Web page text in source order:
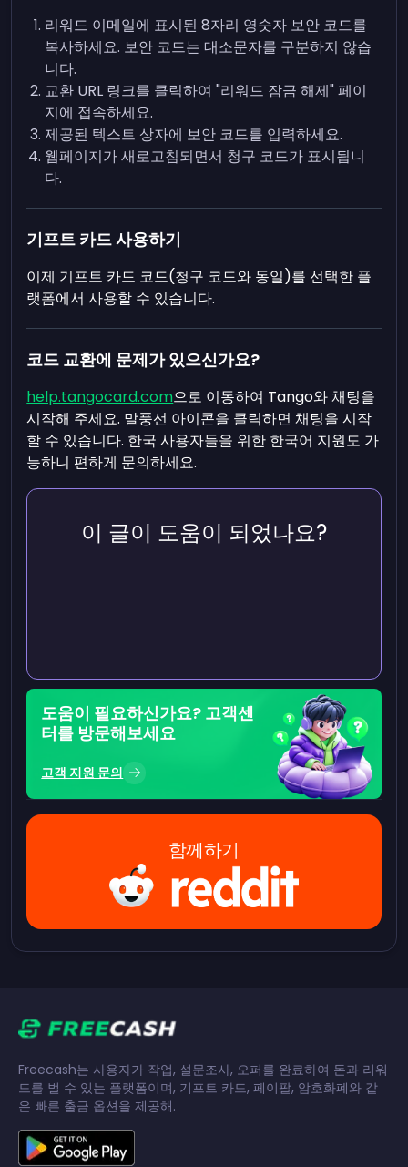
리워드 이메일에 표시된 8자리 영숫자 보안 코드를
복사하세요. 보안 코드는 대소문자를 구분하지 않습
니다.
교환 URL 링크를 클릭하여 "리워드 잠금 해제" 페이
지에 접속하세요.
제공된 텍스트 상자에 보안 코드를 입력하세요.
웹페이지가 새로고침되면서 청구 코드가 표시됩니
다.
기프트 카드 사용하기
이제 기프트 카드 코드(청구 코드와 동일)를 선택한 플
랫폼에서 사용할 수 있습니다.
코드 교환에 문제가 있으신가요?
help.tangocard.com으로 이동하여 Tango와 채팅을
시작해 주세요. 말풍선 아이콘을 클릭하면 채팅을 시작
할 수 있습니다. 한국 사용자들을 위한 한국어 지원도 가
능하니 편하게 문의하세요.
이 글이 도움이 되었나요?
도움이 필요하신가요? 고객센
터를 방문해보세요
고객 지원 문의
함께하기
Freecash는 사용자가 작업, 설문조사, 오퍼를 완료하여 돈과 리워
드를 벌 수 있는 플랫폼이며, 기프트 카드, 페이팔, 암호화폐와 같
은 빠른 출금 옵션을 제공해.